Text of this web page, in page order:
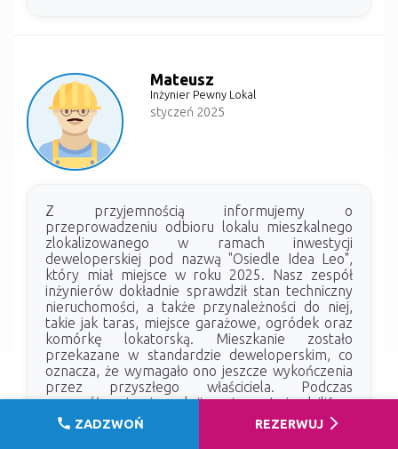
Mateusz
Inżynier Pewny Lokal
styczeń 2025
Z przyjemnością informujemy o
przeprowadzeniu odbioru lokalu mieszkalnego
zlokalizowanego w ramach inwestycji
deweloperskiej pod nazwą "Osiedle Idea Leo",
który miał miejsce w roku 2025. Nasz zespół
inżynierów dokładnie sprawdził stan techniczny
nieruchomości, a także przynależności do niej,
takie jak taras, miejsce garażowe, ogródek oraz
komórkę lokatorską. Mieszkanie zostało
przekazane w standardzie deweloperskim, co
oznacza, że wymagało ono jeszcze wykończenia
przez przyszłego właściciela. Podczas
szczegółowej inspekcji nie stwierdziliśmy
obecności żadnych zacieków ani zawilgoceń, co
jest pozytywnym aspektem. Niestety, stan
call ZADZWOŃ REZERWUJ arrow_forward_ios